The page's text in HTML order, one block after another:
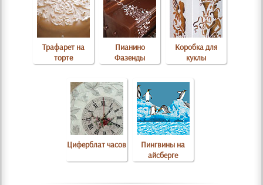
Трафарет на
торте
Пианино
Фазенды
Коробка для
куклы
Циферблат часов
Пингвины на
айсберге